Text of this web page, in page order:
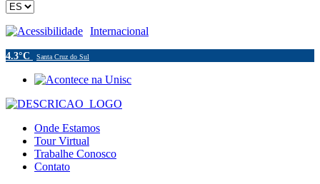
Acessibilidade Internacional
4.3°C Santa Cruz do Sul
Onde Estamos
Tour Virtual
Trabalhe Conosco
Contato